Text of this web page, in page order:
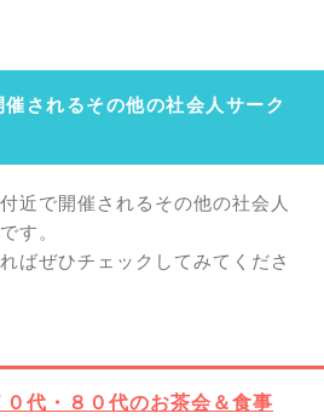
されるその他の社会人サーク
近で開催されるその他の社会人
す。
ばぜひチェックしてみてくださ
代・８０代のお茶会＆食事